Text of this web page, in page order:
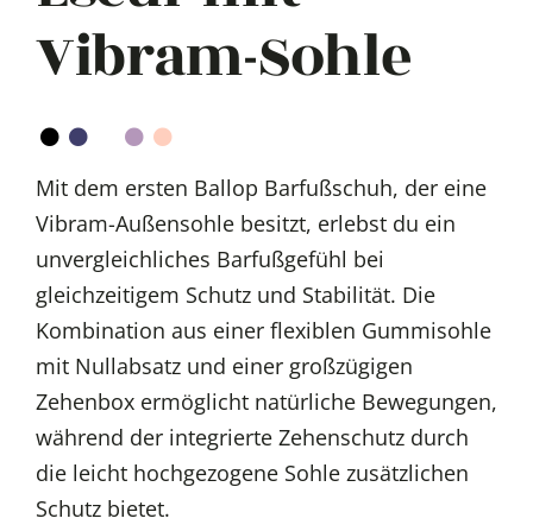
Vibram-Sohle
Mit dem ersten Ballop Barfußschuh, der eine
Vibram-Außensohle besitzt, erlebst du ein
unvergleichliches Barfußgefühl bei
gleichzeitigem Schutz und Stabilität. Die
Kombination aus einer flexiblen Gummisohle
mit Nullabsatz und einer großzügigen
Zehenbox ermöglicht natürliche Bewegungen,
während der integrierte Zehenschutz durch
die leicht hochgezogene Sohle zusätzlichen
Schutz bietet.